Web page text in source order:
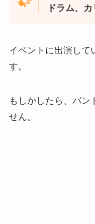
ドラム、
イベントに出演して
す。
もしかしたら、バン
せん。